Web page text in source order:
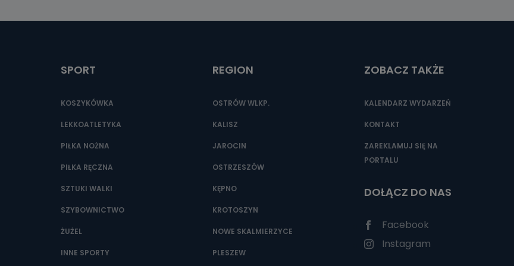
SPORT
KOSZYKÓWKA
LEKKOATLETYKA
PIŁKA NOŻNA
PIŁKA RĘCZNA
SZTUKI WALKI
SZYBOWNICTWO
ŻUŻEL
INNE SPORTY
REGION
OSTRÓW WLKP.
KALISZ
JAROCIN
OSTRZESZÓW
KĘPNO
KROTOSZYN
NOWE SKALMIERZYCE
PLESZEW
ZOBACZ TAKŻE
KALENDARZ WYDARZEŃ
KONTAKT
ZAREKLAMUJ SIĘ NA
PORTALU
DOŁĄCZ DO NAS
Facebook
Instagram